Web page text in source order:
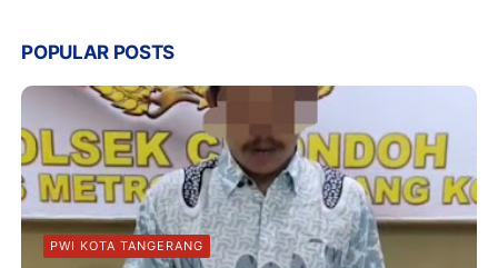
POPULAR POSTS
PWI KOTA TANGERANG